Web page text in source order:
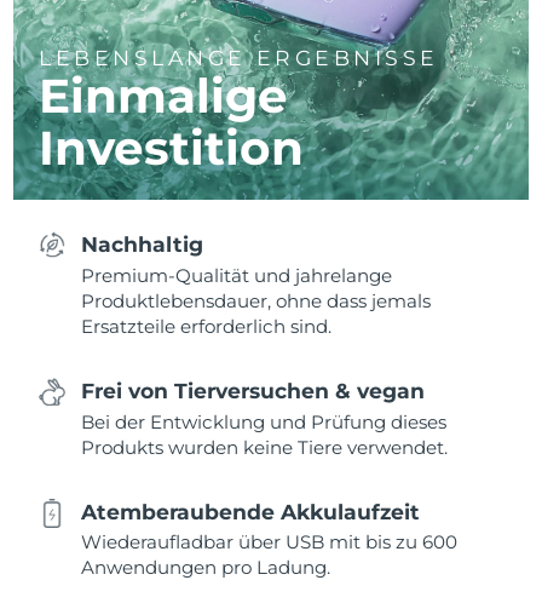
LEBENSLANGE ERGEBNISSE
Einmalige
Investition
Nachhaltig
Premium-Qualität und jahrelange
Produktlebensdauer, ohne dass jemals
Ersatzteile erforderlich sind.
Frei von Tierversuchen & vegan
Bei der Entwicklung und Prüfung dieses
Produkts wurden keine Tiere verwendet.
Atemberaubende Akkulaufzeit
Wiederaufladbar über USB mit bis zu 600
Anwendungen pro Ladung.